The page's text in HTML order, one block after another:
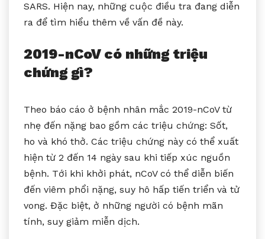
SARS. Hiện nay, những cuộc điều tra đang diễn
ra để tìm hiểu thêm về vấn đề này.
2019-nCoV có những triệu
chứng gì?
Theo báo cáo ở bệnh nhân mắc 2019-nCoV từ
nhẹ đến nặng bao gồm các triệu chứng: Sốt,
ho và khó thở. Các triệu chứng này có thể xuất
hiện từ 2 đến 14 ngày sau khi tiếp xúc nguồn
bệnh. Tới khi khởi phát, nCoV có thể diễn biến
đến viêm phổi nặng, suy hô hấp tiến triển và tử
vong. Đặc biệt, ở những người có bệnh mãn
tính, suy giảm miễn dịch.